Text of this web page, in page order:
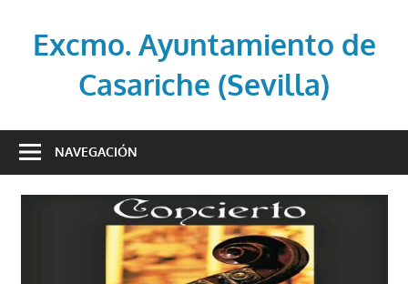
contenidoExcmo. Ayuntamiento de
Casariche (Sevilla)
oficial
Ayuntamiento
NAVEGACIÓN